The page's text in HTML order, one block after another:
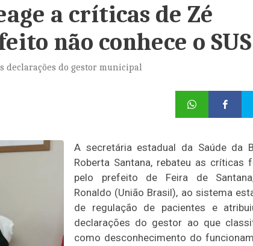
a críticas de Zé
não conhece o SUS
declarações do gestor municipal
A secretária estadual da Saúde da
Roberta Santana, rebateu as críticas
pelo prefeito de Feira de
Ronaldo (União Brasil), ao sistema
de regulação de pacientes e
declarações do gestor ao que
como desconhecimento do